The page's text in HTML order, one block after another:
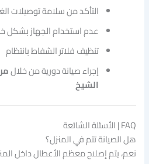
التأكد من سلامة توصيلات
عدم استخدام الجهاز بشكل
تنظيف فلاتر الشفاط بانتظام
إجراء صيانة دورية من خلال
الشيخ
FAQ | الأسئلة الشائعة
هل الصيانة تتم في المنزل؟
نعم، يتم إصلاح معظم الأعطال داخل